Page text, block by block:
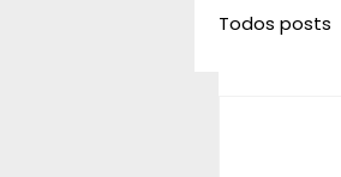
Todos posts